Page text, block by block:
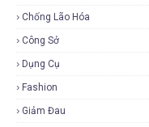
Chống Lão Hóa
Công Sở
Dụng Cụ
Fashion
Giảm Đau